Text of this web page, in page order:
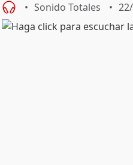
Sonido Totales